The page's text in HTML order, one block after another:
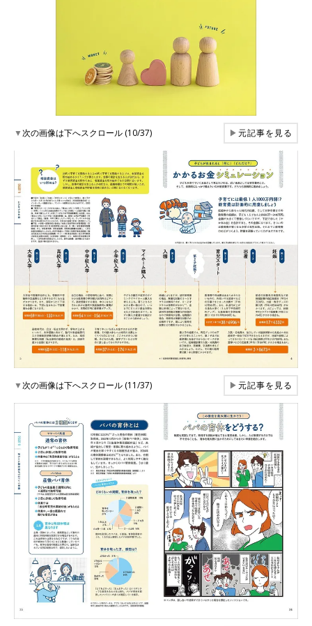
▼次の画像は下へスクロール (10/37) ▶元記事を見る
▼次の画像は下へスクロール (11/37) ▶元記事を見る